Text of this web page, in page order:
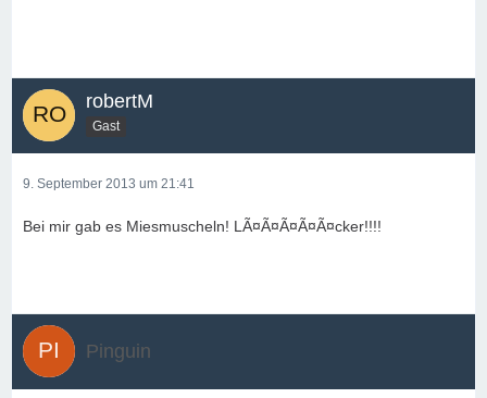
robertM
Gast
9. September 2013 um 21:41
Bei mir gab es Miesmuscheln! LÃ¤Ã¤Ã¤Ã¤Ã¤cker!!!!
Pinguin